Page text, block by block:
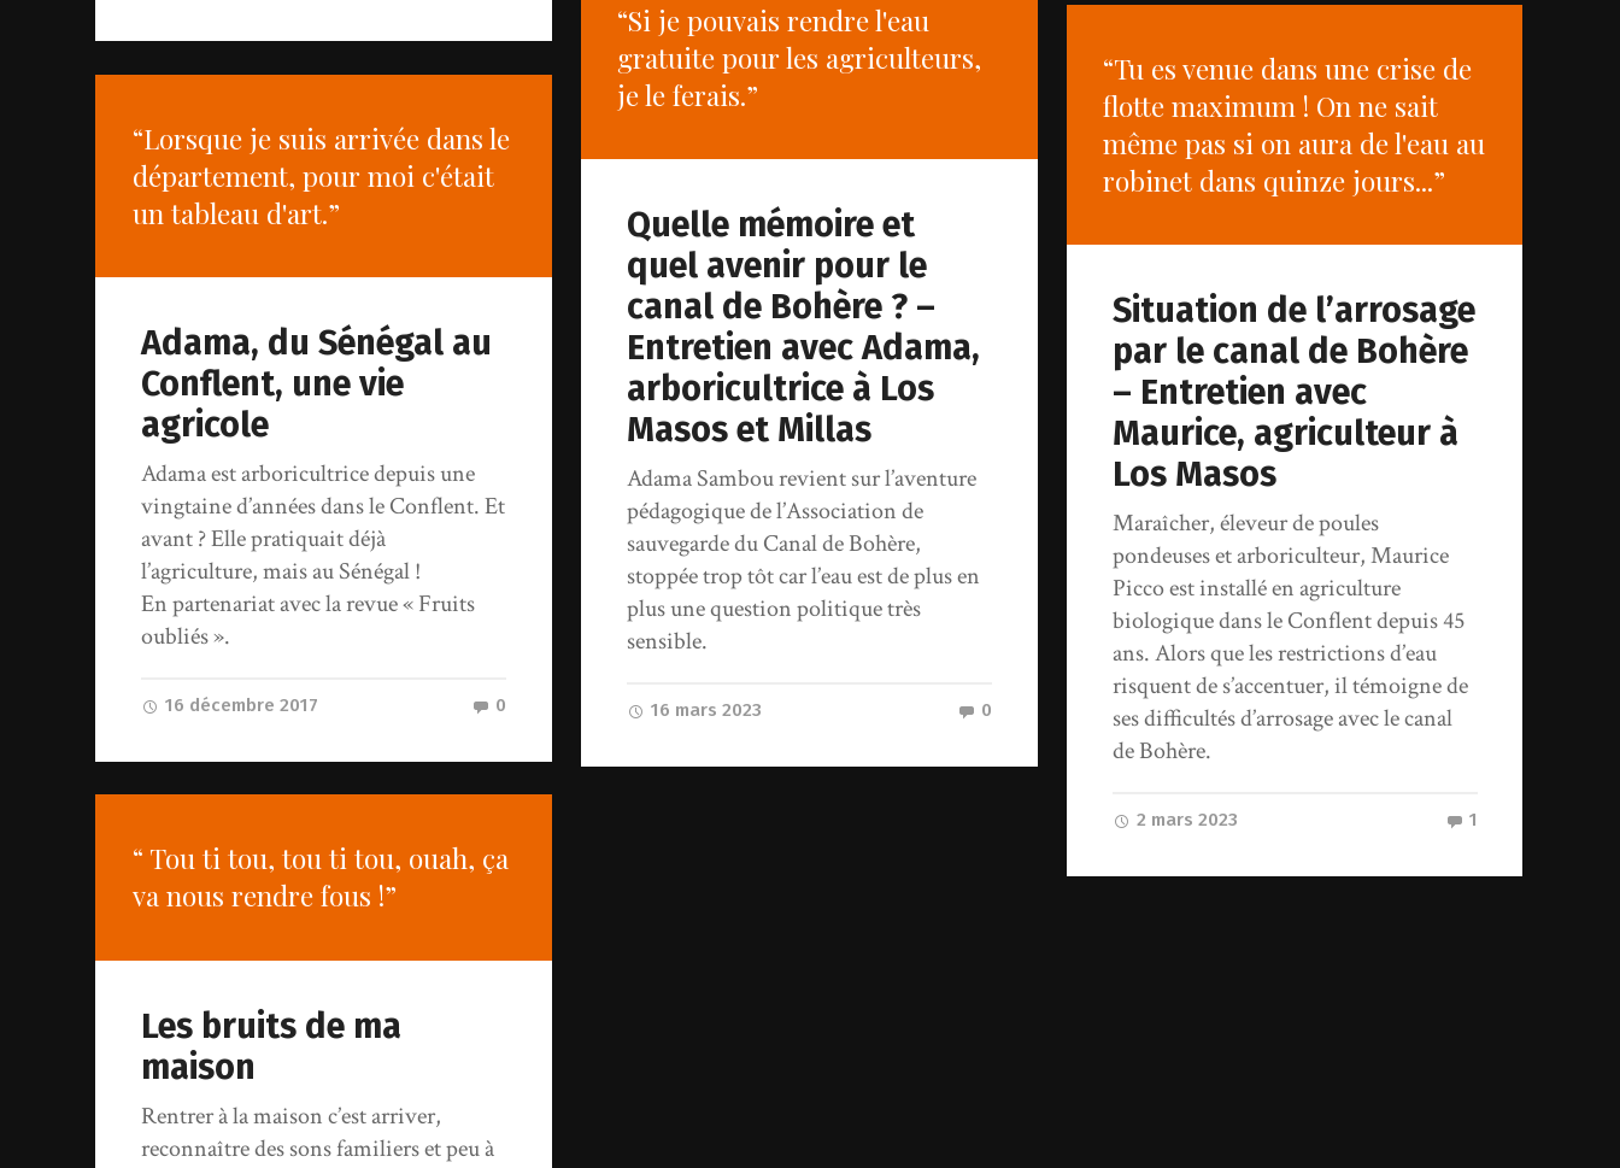
“Si je pouvais rendre l'eau
gratuite pour les agriculteurs,
je le ferais.”
Quelle mémoire et
quel avenir pour le
canal de Bohère ? –
Entretien avec Adama,
arboricultrice à Los
Masos et Millas
Adama Sambou revient sur l’aventure
pédagogique de l’Association de
sauvegarde du Canal de Bohère,
stoppée trop tôt car l’eau est de plus en
plus une question politique très
sensible.
16 mars 2023 0
“Tu es venue dans une crise de
flotte maximum ! On ne sait
même pas si on aura de l'eau au
robinet dans quinze jours...”
Situation de l’arrosage
par le canal de Bohère
– Entretien avec
Maurice, agriculteur à
Los Masos
Maraîcher, éleveur de poules
pondeuses et arboriculteur, Maurice
Picco est installé en agriculture
biologique dans le Conflent depuis 45
ans. Alors que les restrictions d’eau
risquent de s’accentuer, il témoigne de
ses difficultés d’arrosage avec le canal
de Bohère.
2 mars 2023 1
“Lorsque je suis arrivée dans le
département, pour moi c'était
un tableau d'art.”
Adama, du Sénégal au
Conflent, une vie
agricole
Adama est arboricultrice depuis une
vingtaine d’années dans le Conflent. Et
avant ? Elle pratiquait déjà
l’agriculture, mais au Sénégal !
En partenariat avec la revue « Fruits
oubliés ».
16 décembre 2017 0
“ Tou ti tou, tou ti tou, ouah, ça
va nous rendre fous !”
Les bruits de ma
maison
Rentrer à la maison c’est arriver,
reconnaître des sons familiers et peu à